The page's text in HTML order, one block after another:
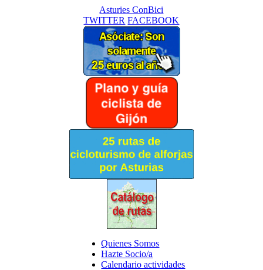
Asturies ConBici
TWITTER FACEBOOK
Quienes Somos
Hazte Socio/a
Calendario actividades